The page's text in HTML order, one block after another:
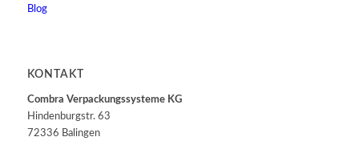
Blog
KONTAKT
Combra Verpackungssysteme KG
Hindenburgstr. 63
72336 Balingen